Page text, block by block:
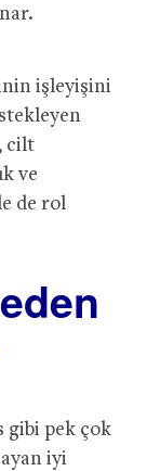
işleyişini
cilt
ve
de rol
gibi pek çok
iyi